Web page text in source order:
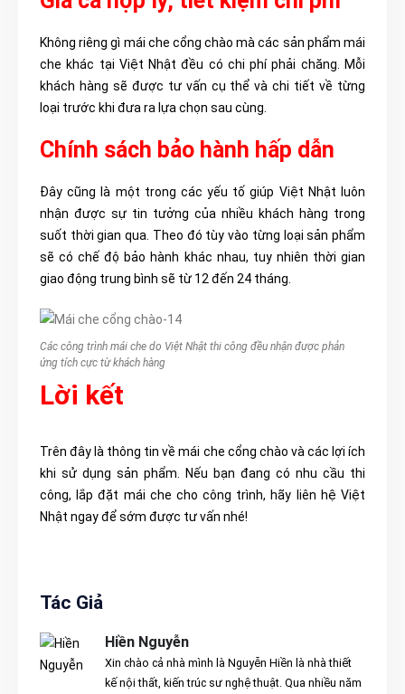
Không riêng gì mái che cổng chào mà các sản phẩm mái
che khác tại Việt Nhật đều có chi phí phải chăng. Mỗi
khách hàng sẽ được tư vấn cụ thể và chi tiết về từng
loại trước khi đưa ra lựa chọn sau cùng.
Chính sách bảo hành hấp dẫn
Đây cũng là một trong các yếu tố giúp Việt Nhật luôn
nhận được sự tin tưởng của nhiều khách hàng trong
suốt thời gian qua. Theo đó tùy vào từng loại sản phẩm
sẽ có chế độ bảo hành khác nhau, tuy nhiên thời gian
giao động trung bình sẽ từ 12 đến 24 tháng.
Các công trình mái che do Việt Nhật thi công đều nhận được phản
ứng tích cực từ khách hàng
Lời kết
Trên đây là thông tin về mái che cổng chào và các lợi ích
khi sử dụng sản phẩm. Nếu bạn đang có nhu cầu thi
công, lắp đặt mái che cho công trình, hãy liên hệ Việt
Nhật ngay để sớm được tư vấn nhé!
Tác Giả
Hiền Nguyễn
Xin chào cả nhà mình là Nguyễn Hiền là nhà thiết
kế nội thất, kiến trúc sư nghệ thuật. Qua nhiều năm